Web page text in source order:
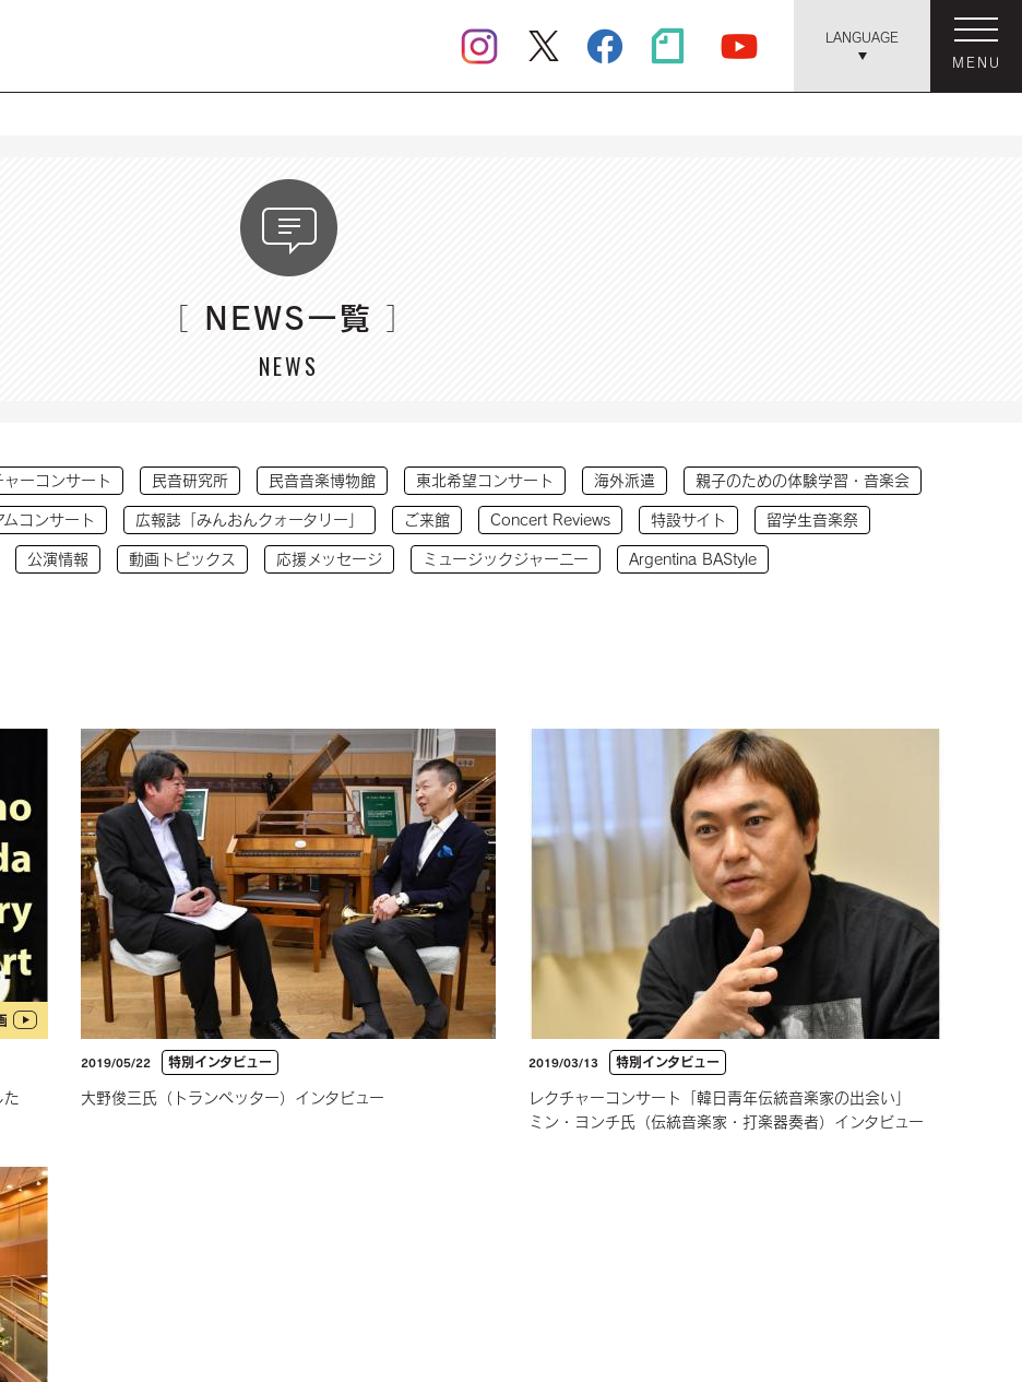
LANGUAGE
MENU
［ NEWS一覧 ］
NEWS
ーコンサート 民音研究所 民音音楽博物館 東北希望コンサート 海外派遣 親子のための体験学習・音楽会
ムコンサート 広報誌「みんおんクォータリー」 ご来館 Concert Reviews 特設サイト 留学生音楽祭
公演情報 動画トピックス 応援メッセージ ミュージックジャーニー Argentina BAStyle
た
2019/05/22 特別インタビュー
大野俊三氏（トランぺッター）インタビュー
2019/03/13 特別インタビュー
レクチャーコンサート「韓日青年伝統音楽家の出会い」
ミン・ヨンチ氏（伝統音楽家・打楽器奏者）インタビュー